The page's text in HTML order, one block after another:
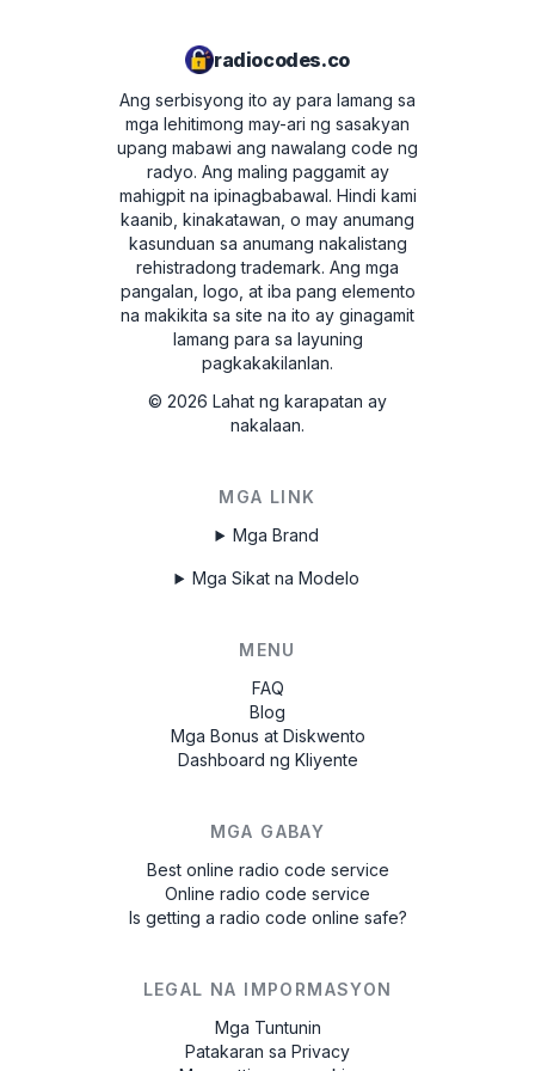
radiocodes.co
Ang serbisyong ito ay para lamang sa
mga lehitimong may-ari ng sasakyan
upang mabawi ang nawalang code ng
radyo. Ang maling paggamit ay
mahigpit na ipinagbabawal. Hindi kami
kaanib, kinakatawan, o may anumang
kasunduan sa anumang nakalistang
rehistradong trademark. Ang mga
pangalan, logo, at iba pang elemento
na makikita sa site na ito ay ginagamit
lamang para sa layuning
pagkakakilanlan.
© 2026 Lahat ng karapatan ay
nakalaan.
MGA LINK
Mga Brand
Mga Sikat na Modelo
MENU
FAQ
Blog
Mga Bonus at Diskwento
Dashboard ng Kliyente
MGA GABAY
Best online radio code service
Online radio code service
Is getting a radio code online safe?
LEGAL NA IMPORMASYON
Mga Tuntunin
Patakaran sa Privacy